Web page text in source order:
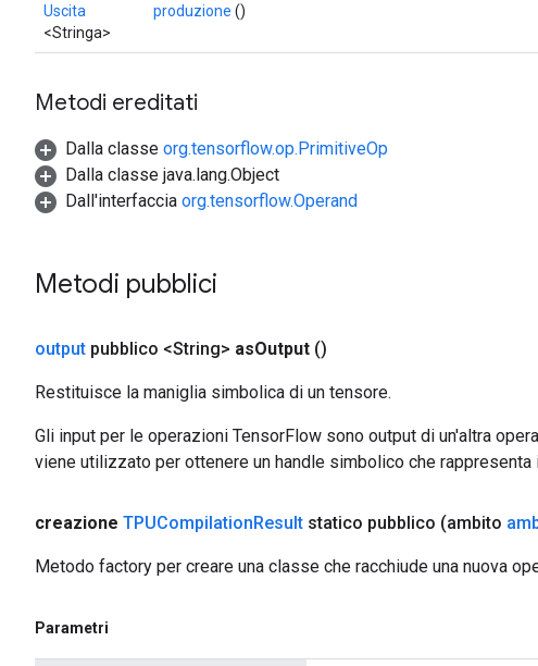
Uscita
<Stringa>
produzione ()
Metodi ereditati
Dalla classe org.tensorflow.op.PrimitiveOp
Dalla classe java.lang.Object
Dall'interfaccia org.tensorflow.Operand
Metodi pubblici
output pubblico <String> asOutput ()
Restituisce la maniglia simbolica di un tensore.
Gli input per le operazioni TensorFlow sono output di un'altra
viene utilizzato per ottenere un handle simbolico che rappresenta
creazione TPUCompilationResult statico pubblico (ambito
Metodo factory per creare una classe che racchiude una nuova
Parametri